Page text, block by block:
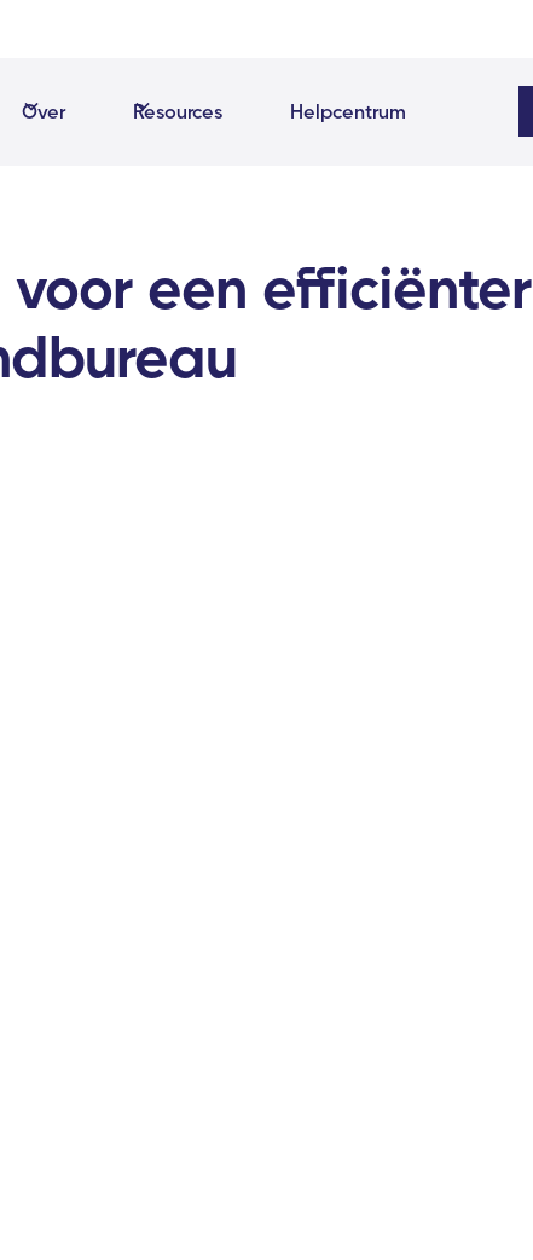
Over Resources Helpcentrum
een efficiënter